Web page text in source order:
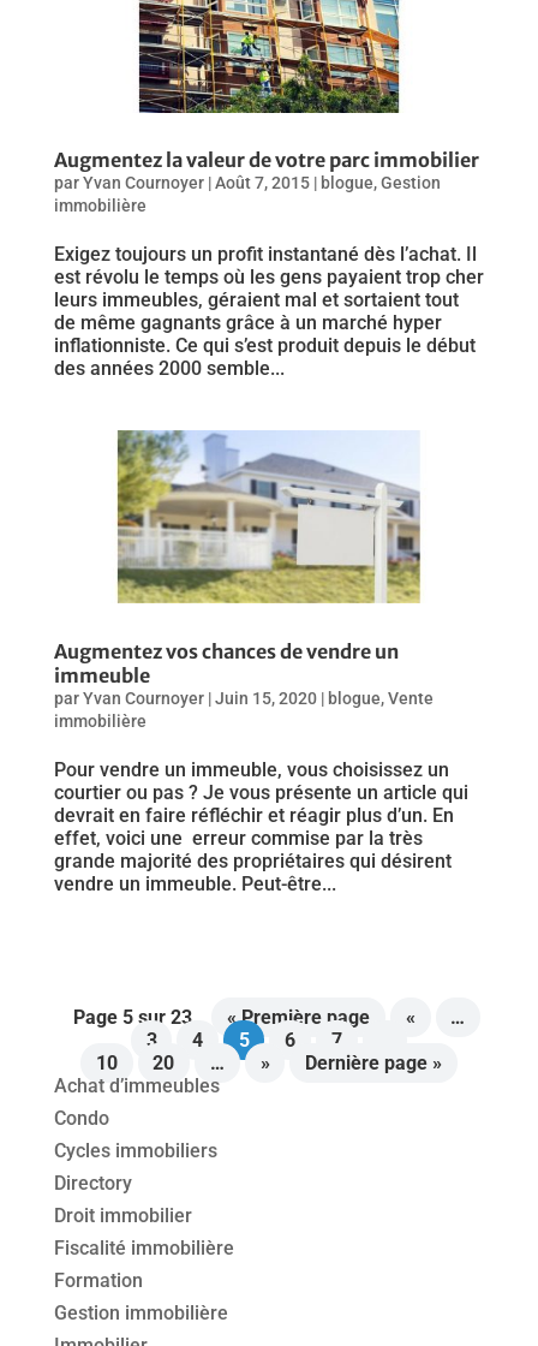
Augmentez la valeur de votre parc immobilier
parYvan Cournoyer|Août 7, 2015| blogue,Gestion
immobilière
Exigez toujours un profit instantané dès l’achat. Il
est révolu le temps où les gens payaient trop cher
leurs immeubles, géraient mal et sortaient tout
de même gagnants grâce à un marché hyper
inflationniste. Ce qui s’est produit depuis le début
des années 2000 semble...
Augmentez vos chances de vendre un
immeuble
parYvan Cournoyer|Juin 15, 2020| blogue,Vente
immobilière
Pour vendre un immeuble, vous choisissez un
courtier ou pas ? Je vous présente un article qui
devrait en faire réfléchir et réagir plus d’un. En
effet, voici une erreur commise par la très
grande majorité des propriétaires qui désirent
vendre un immeuble. Peut-être...
Page 5 sur 23 « Première page «
…
3
4 5 6 7
10
20 … »
Dernière page »
Achat d’immeubles
Condo
Cycles immobiliers
Directory
Droit immobilier
Fiscalité immobilière
Formation
Gestion immobilière